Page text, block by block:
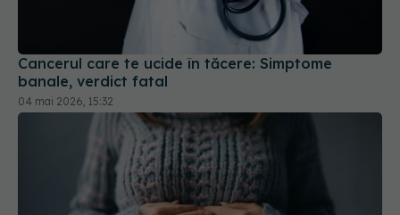
Cancerul care te ucide în tăcere: Simptome
banale, verdict fatal
04 mai 2026, 15:32